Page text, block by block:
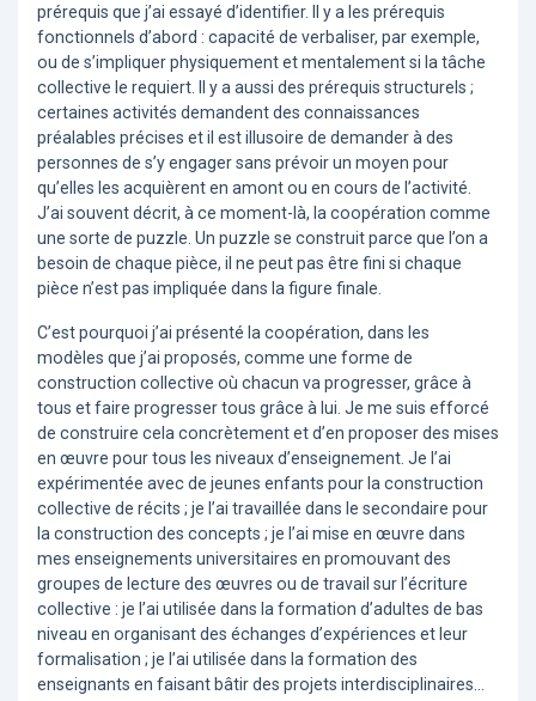
prérequis que j’ai essayé d’identifier. Il y a les prérequis
fonctionnels d’abord : capacité de verbaliser, par exemple,
ou de s’impliquer physiquement et mentalement si la tâche
collective le requiert. Il y a aussi des prérequis structurels ;
certaines activités demandent des connaissances
préalables précises et il est illusoire de demander à des
personnes de s’y engager sans prévoir un moyen pour
qu’elles les acquièrent en amont ou en cours de l’activité.
J’ai souvent décrit, à ce moment-là, la coopération comme
une sorte de puzzle. Un puzzle se construit parce que l’on a
besoin de chaque pièce, il ne peut pas être fini si chaque
pièce n’est pas impliquée dans la figure finale.
C’est pourquoi j’ai présenté la coopération, dans les
modèles que j’ai proposés, comme une forme de
construction collective où chacun va progresser, grâce à
tous et faire progresser tous grâce à lui. Je me suis efforcé
de construire cela concrètement et d’en proposer des mises
en œuvre pour tous les niveaux d’enseignement. Je l’ai
expérimentée avec de jeunes enfants pour la construction
collective de récits ; je l’ai travaillée dans le secondaire pour
la construction des concepts ; je l’ai mise en œuvre dans
mes enseignements universitaires en promouvant des
groupes de lecture des œuvres ou de travail sur l’écriture
collective : je l’ai utilisée dans la formation d’adultes de bas
niveau en organisant des échanges d’expériences et leur
formalisation ; je l’ai utilisée dans la formation des
enseignants en faisant bâtir des projets interdisciplinaires…